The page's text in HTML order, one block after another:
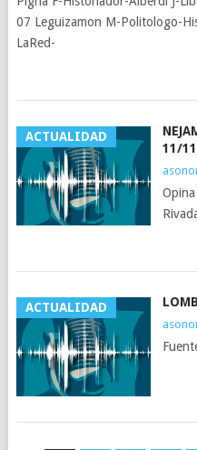
07 Leguizamon M-Politologo-
LaRed-
ACTUALIDAD
11/
ACTUALIDAD